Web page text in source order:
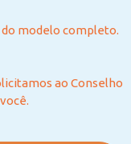
do modelo completo.
ao Conselho